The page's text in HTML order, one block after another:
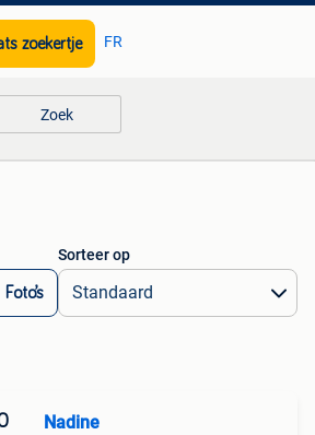
zoekertje FR
Zoek
Foto’s
Sorteer op
Nadine